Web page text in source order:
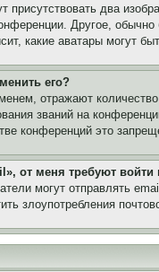
присутствовать два
Другое,
какие аватары могут
его?
отражают
званий на
конференций это
от меня требуют
могут отправлять
злоупотребления